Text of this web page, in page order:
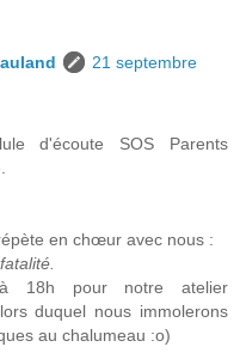
21 septembre
d'écoute SOS Parents
en chœur avec nous :
18h pour notre atelier
duquel nous immolerons
au chalumeau :o)